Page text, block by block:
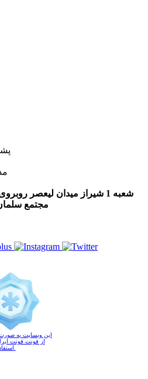
شعبه 1 شیراز میدان لیعصر
مجتمع
این وبسایت به
از فونت فونت